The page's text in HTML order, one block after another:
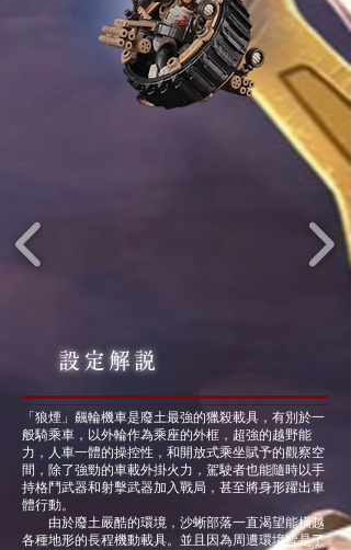
設定解説
「狼煙」飆輪機車是廢土最強的獵殺載具，有別於一
般騎乘車，以外輪作為乘座的外框，超強的越野能
力，人車一體的操控性，和開放式乘坐賦予的觀察空
間，除了強勁的車載外掛火力，駕駛者也能隨時以手
持格鬥武器和射擊武器加入戰局，甚至將身形躍出車
體行動。
由於廢土嚴酷的環境，沙蜥部落一直渴望能橫越
各種地形的長程機動載具。並且因為周遭環境皆是了